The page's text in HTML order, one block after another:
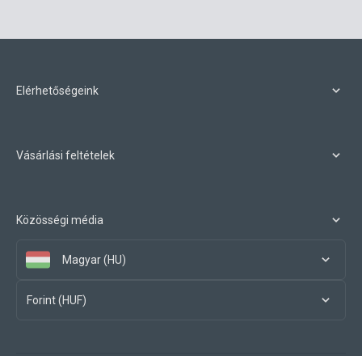
Elérhetőségeink
Vásárlási feltételek
Közösségi média
Magyar (HU)
Forint (HUF)